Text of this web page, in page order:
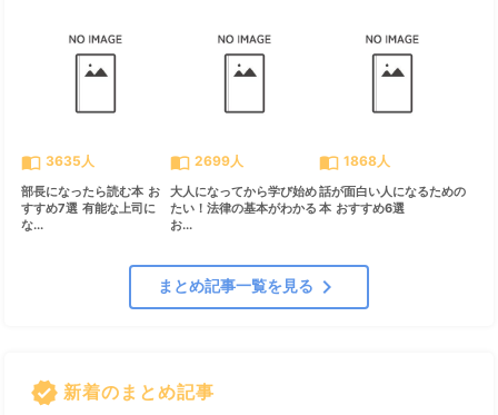
import_contacts 3635人
部長になったら読む本 お
すすめ7選 有能な上司に
な...
import_contacts 2699人
大人になってから学び始め
たい！法律の基本がわかる
お...
import_contacts 1868人
話が面白い人になるための
本 おすすめ6選
まとめ記事一覧を見る chevron_right
verified 新着のまとめ記事